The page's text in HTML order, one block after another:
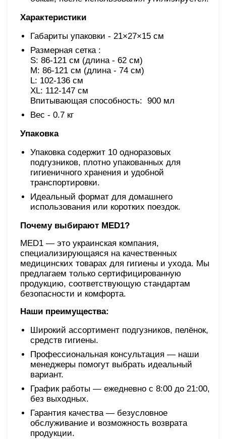
Характеристики
Габариты упаковки - 21×27×15 см
Размерная сетка :
S: 86-121 см (длина - 62 см)
M: 86-121 см (длина - 74 см)
L: 102-136 см
XL: 112-147 см
Впитывающая способность: 900 мл
Вес - 0.7 кг
Упаковка
Упаковка содержит 10 одноразовых
подгузников, плотно упакованных для
гигиеничного хранения и удобной
транспортировки.
Идеальный формат для домашнего
использования или коротких поездок.
Почему выбирают MED1?
MED1 — это украинская компания,
специализирующаяся на качественных
медицинских товарах для гигиены и ухода. Мы
предлагаем только сертифицированную
продукцию, соответствующую стандартам
безопасности и комфорта.
Наши преимущества:
Широкий ассортимент подгузников, пелёнок,
средств гигиены.
Профессиональная консультация — наши
менеджеры помогут выбрать идеальный
вариант.
График работы — ежедневно с 8:00 до 21:00,
без выходных.
Гарантия качества — безусловное
обслуживание и возможность возврата
продукции.